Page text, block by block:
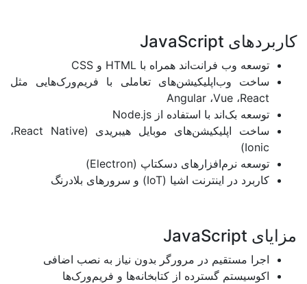
JavaScript
وب فرانت‌اند همراه باHTML و
وب‌اپلیکیشن‌های تعاملی با فریم‌ورک‌هایی مثل
Vue،Angular
بک‌اند با استفاده ازNode.js
اپلیکیشن‌های موبایل هیبریدی(React Native
،
نرم‌افزارهای دسکتاپ(Electron)
در اینترنت اشیا(IoT) و سرورهای بلادرنگ
JavaScript
مستقیم در مرورگر بدون نیاز به نصب اضافی
گسترده از کتابخانه‌ها و فریم‌ورک‌ها